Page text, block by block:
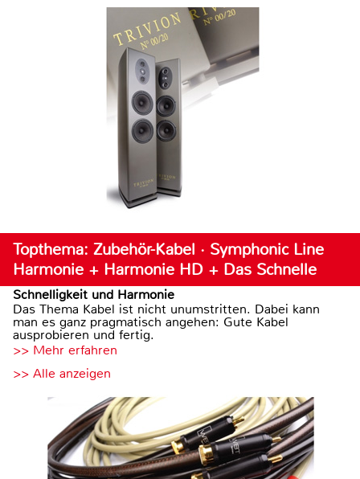
Topthema: Zubehör-Kabel · Symphonic Line
Harmonie + Harmonie HD + Das Schnelle
Schnelligkeit und Harmonie
Das Thema Kabel ist nicht unumstritten. Dabei kann
man es ganz pragmatisch angehen: Gute Kabel
ausprobieren und fertig.
>> Mehr erfahren
>> Alle anzeigen